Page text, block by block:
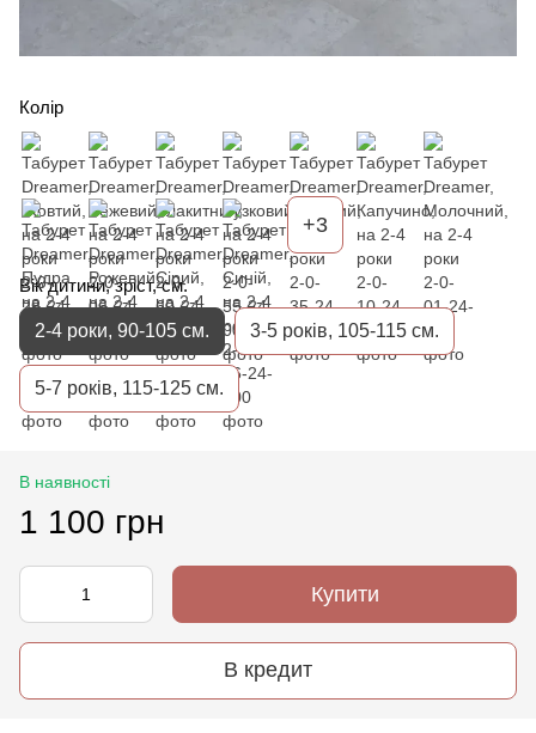
Колір
+3
Вік дитини, зріст, см.
2-4 роки, 90-105 см. 3-5 років, 105-115 см.
5-7 років, 115-125 см.
В наявності
1 100 грн
Купити
В кредит